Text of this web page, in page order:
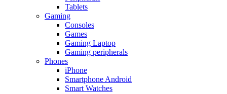
Tablets
Gaming
Consoles
Games
Gaming Laptop
Gaming peripherals
Phones
iPhone
Smartphone Android
Smart Watches